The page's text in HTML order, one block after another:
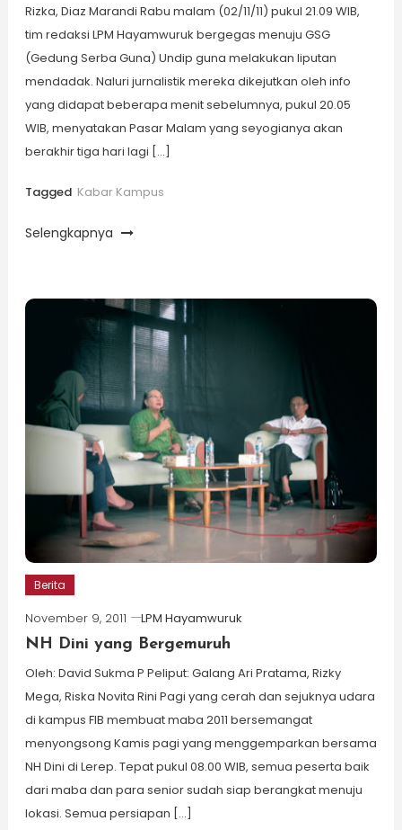
Rizka, Diaz Marandi Rabu malam (02/11/11) pukul 21.09 WIB,
tim redaksi LPM Hayamwuruk bergegas menuju GSG
(Gedung Serba Guna) Undip guna melakukan liputan
mendadak. Naluri jurnalistik mereka dikejutkan oleh info
yang didapat beberapa menit sebelumnya, pukul 20.05
WIB, menyatakan Pasar Malam yang seyogianya akan
berakhir tiga hari lagi […]
Tagged Kabar Kampus
Selengkapnya
Berita
November 9, 2011
LPM Hayamwuruk
NH Dini yang Bergemuruh
Oleh: David Sukma P Peliput: Galang Ari Pratama, Rizky
Mega, Riska Novita Rini Pagi yang cerah dan sejuknya udara
di kampus FIB membuat maba 2011 bersemangat
menyongsong Kamis pagi yang menggemparkan bersama
NH Dini di Lerep. Tepat pukul 08.00 WIB, semua peserta baik
dari maba dan para senior sudah siap berangkat menuju
lokasi. Semua persiapan […]